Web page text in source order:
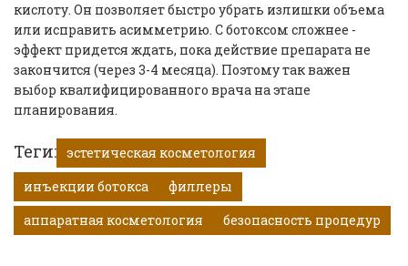
кислоту. Он позволяет быстро убрать излишки объема
или исправить асимметрию. С ботоксом сложнее -
эффект придется ждать, пока действие препарата не
закончится (через 3-4 месяца). Поэтому так важен
выбор квалифицированного врача на этапе
планирования.
Теги: эстетическая косметология
инъекции ботокса
филлеры
аппаратная косметология
безопасность процедур